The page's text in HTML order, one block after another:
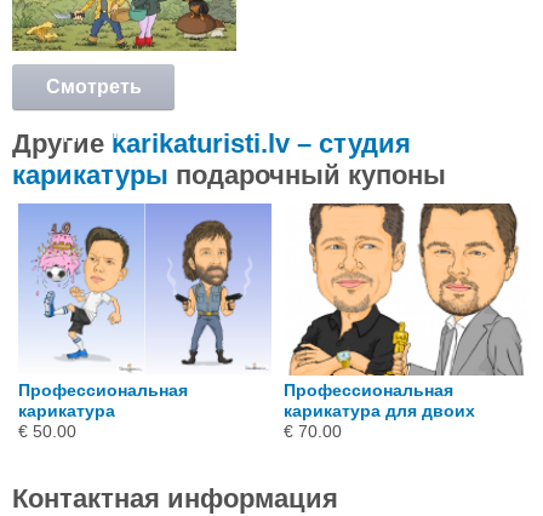
Смотреть
подробнее
Другие karikaturisti.lv – студия
карикатуры подарочный купоны
Профессиональная
карикатура
€ 50.00
Профессиональная
карикатура для двоих
€ 70.00
Контактная информация